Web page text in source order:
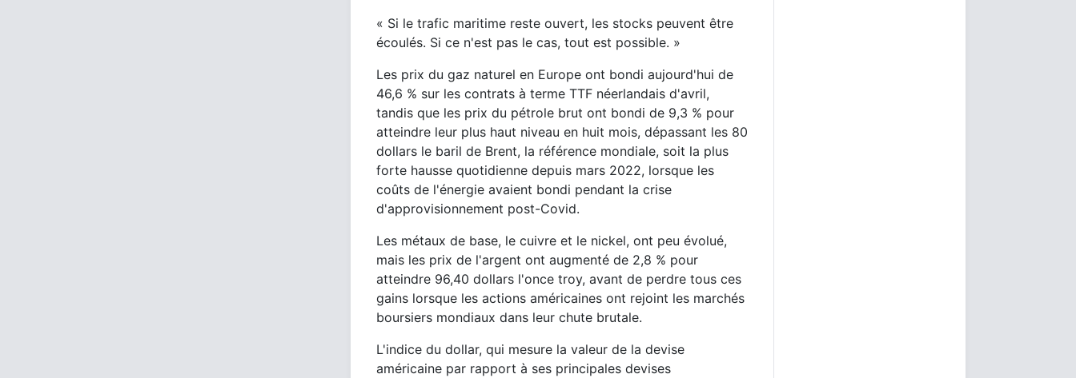
« Si le trafic maritime reste ouvert, les stocks peuvent être
écoulés. Si ce n'est pas le cas, tout est possible. »
Les prix du gaz naturel en Europe ont bondi aujourd'hui de
46,6 % sur les contrats à terme TTF néerlandais d'avril,
tandis que les prix du pétrole brut ont bondi de 9,3 % pour
atteindre leur plus haut niveau en huit mois, dépassant les 80
dollars le baril de Brent, la référence mondiale, soit la plus
forte hausse quotidienne depuis mars 2022, lorsque les
coûts de l'énergie avaient bondi pendant la crise
d'approvisionnement post-Covid.
Les métaux de base, le cuivre et le nickel, ont peu évolué,
mais les prix de l'argent ont augmenté de 2,8 % pour
atteindre 96,40 dollars l'once troy, avant de perdre tous ces
gains lorsque les actions américaines ont rejoint les marchés
boursiers mondiaux dans leur chute brutale.
L'indice du dollar, qui mesure la valeur de la devise
américaine par rapport à ses principales devises